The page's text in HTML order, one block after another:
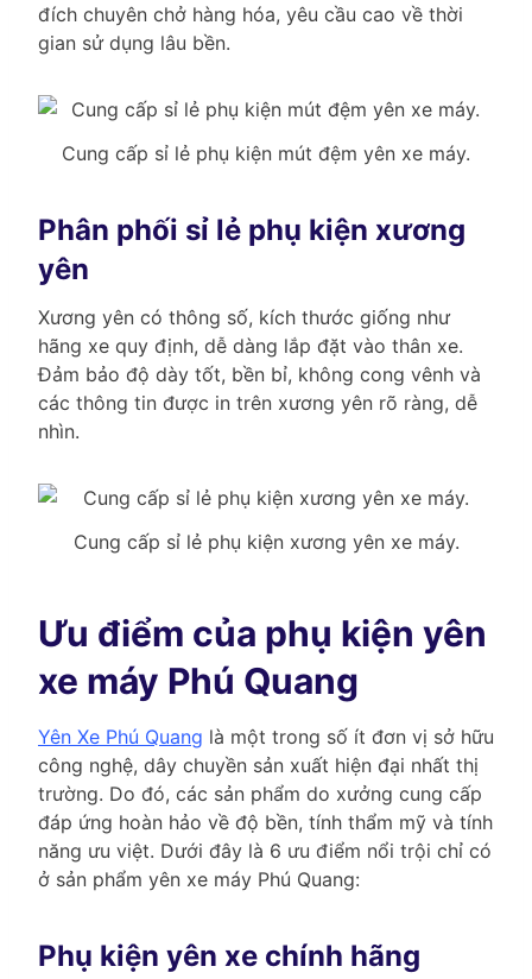
đích chuyên chở hàng hóa, yêu cầu cao về thời
gian sử dụng lâu bền.
Cung cấp sỉ lẻ phụ kiện mút đệm yên xe máy.
Phân phối sỉ lẻ phụ kiện xương
yên
Xương yên có thông số, kích thước giống như
hãng xe quy định, dễ dàng lắp đặt vào thân xe.
Đảm bảo độ dày tốt, bền bỉ, không cong vênh và
các thông tin được in trên xương yên rõ ràng, dễ
nhìn.
Cung cấp sỉ lẻ phụ kiện xương yên xe máy.
Ưu điểm của phụ kiện yên
xe máy Phú Quang
Yên Xe Phú Quang là một trong số ít đơn vị sở hữu
công nghệ, dây chuyền sản xuất hiện đại nhất thị
trường. Do đó, các sản phẩm do xưởng cung cấp
đáp ứng hoàn hảo về độ bền, tính thẩm mỹ và tính
năng ưu việt. Dưới đây là 6 ưu điểm nổi trội chỉ có
ở sản phẩm yên xe máy Phú Quang:
Phụ kiện yên xe chính hãng